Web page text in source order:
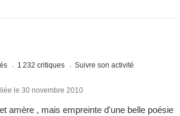
1 232 critiques Suivre son activité
le 30 novembre 2010
amère , mais empreinte d'une belle poésie